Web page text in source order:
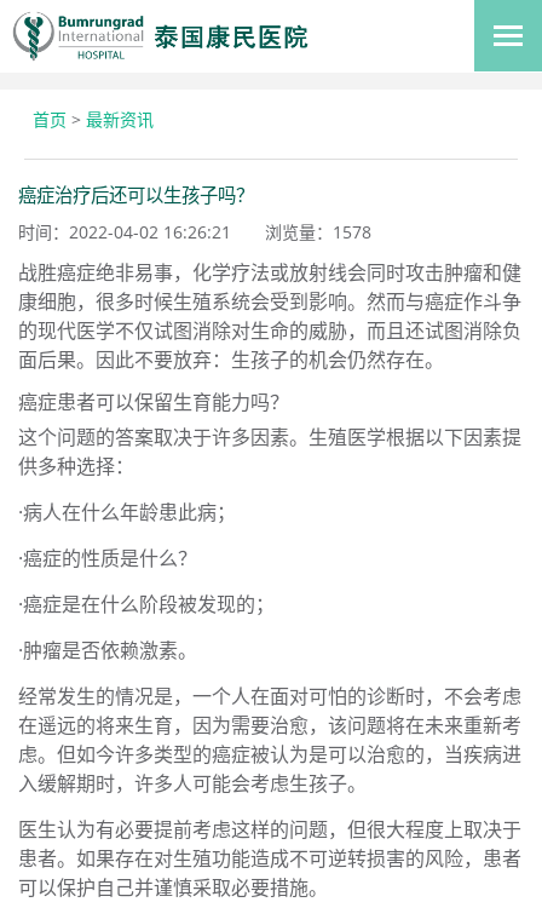
首页 > 最新资讯
癌症治疗后还可以生孩子吗？
时间：2022-04-02 16:26:21 浏览量： 1578
战胜癌症绝非易事，化学疗法或放射线会同时攻击肿瘤和健
康细胞，很多时候生殖系统会受到影响。然而与癌症作斗争
的现代医学不仅试图消除对生命的威胁，而且还试图消除负
面后果。因此不要放弃：生孩子的机会仍然存在。
癌症患者可以保留生育能力吗？
这个问题的答案取决于许多因素。生殖医学根据以下因素提
供多种选择：
·病人在什么年龄患此病；
·癌症的性质是什么？
·癌症是在什么阶段被发现的；
·肿瘤是否依赖激素。
经常发生的情况是，一个人在面对可怕的诊断时，不会考虑
在遥远的将来生育，因为需要治愈，该问题将在未来重新考
虑。但如今许多类型的癌症被认为是可以治愈的，当疾病进
入缓解期时，许多人可能会考虑生孩子。
医生认为有必要提前考虑这样的问题，但很大程度上取决于
患者。如果存在对生殖功能造成不可逆转损害的风险，患者
可以保护自己并谨慎采取必要措施。